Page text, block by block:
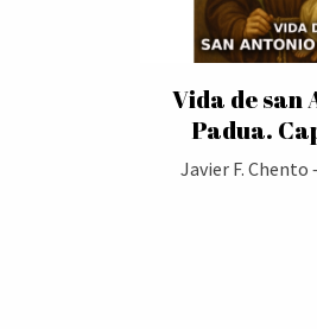
Vida de san
Padua.
Javier F. Chento